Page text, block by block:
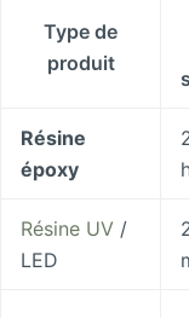
Type de
produit
Résine
époxy
Résine UV /
LED